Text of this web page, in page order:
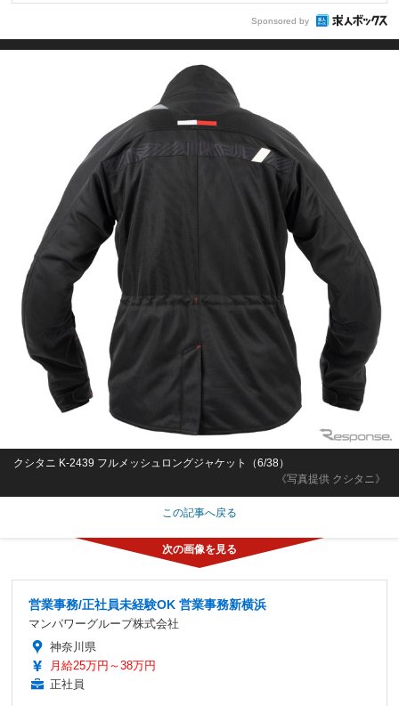
Sponsored by
《写真提供 クシタニ》
クシタニ K-2439 フルメッシュロングジャケット（6/38）
この記事へ戻る
営業事務/正社員未経験OK 営業事務新横浜
マンパワーグループ株式会社
神奈川県
月給25万円～38万円
正社員